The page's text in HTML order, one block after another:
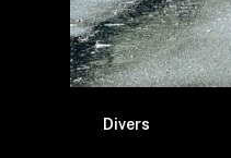
Divers